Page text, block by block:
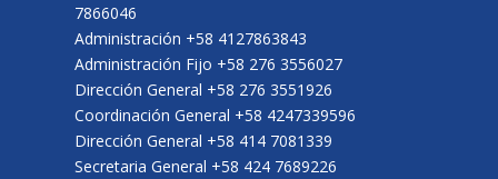
7866046
Administración +58 4127863843
Administración Fijo +58 276 3556027
Dirección General +58 276 3551926
Coordinación General +58 4247339596
Dirección General +58 414 7081339
Secretaria General +58 424 7689226